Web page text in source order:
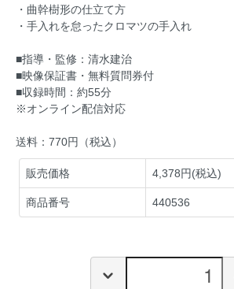
・曲幹樹形の仕立て方
・手入れを怠ったクロマツの手入れ
■指導・監修：清水建治
■映像保証書・無料質問券付
■収録時間：約55分
※オンライン配信対応
送料：770円（税込）
販売価格 4,378円(税込)
商品番号 440536